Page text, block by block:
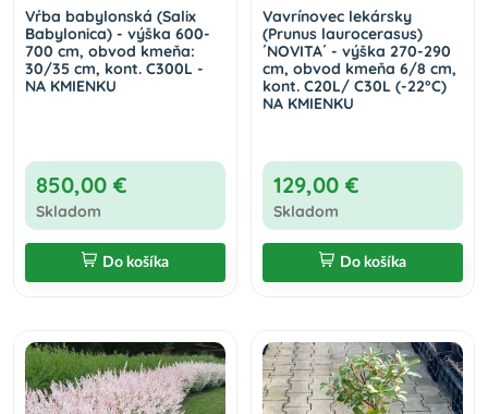
Vŕba babylonská (Salix
Babylonica) - výška 600-
700 cm, obvod kmeňa:
30/35 cm, kont. C300L -
NA KMIENKU
850,00 €
Skladom
Do košíka
Vavrínovec lekársky
(Prunus laurocerasus)
´NOVITA´ - výška 270-290
cm, obvod kmeňa 6/8 cm,
kont. C20L/ C30L (-22°C)
NA KMIENKU
129,00 €
Skladom
Do košíka